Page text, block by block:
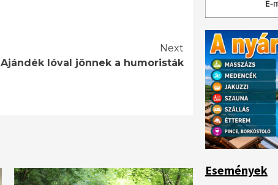
Next
Ajándék lóval jönnek a humoristák
Események